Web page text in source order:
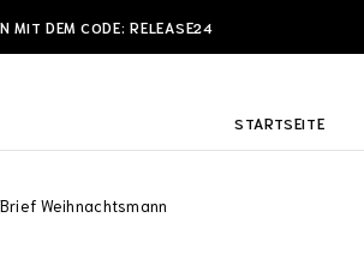
MIT DEM CODE: RELEASE24
STARTSEITE